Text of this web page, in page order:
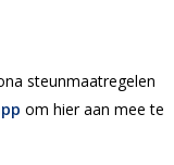
steunmaatregelen
om hier aan mee te